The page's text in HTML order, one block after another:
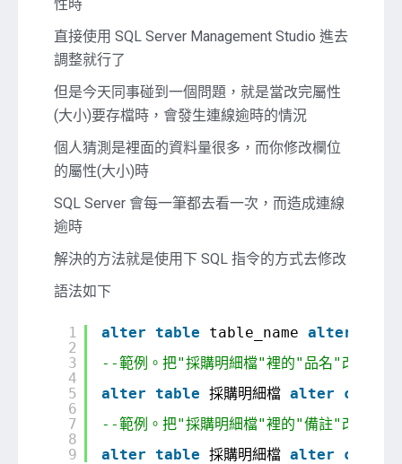
改
資
料
表
中
位
性時
直接使用 SQL Server Management Studio 進去
調整就行了
但是今天同事碰到一個問題，就是當改完屬性
(大小)要存檔時，會發生連線逾時的情況
個人猜測是裡面的資料量很多，而你修改欄位
的屬性(大小)時
SQL Server 會每一筆都去看一次，而造成連線
逾時
解決的方法就是使用下 SQL 指令的方式去修改
語法如下
1
2
3
4
5
6
7
8
9
alter table table_name alter
--範例。把"採購明細檔"裡的"品名"改為
alter table 採購明細檔 alter
column
--範例。把"採購明細檔"裡的"備註"改為
alter table 採購明細檔 alter column